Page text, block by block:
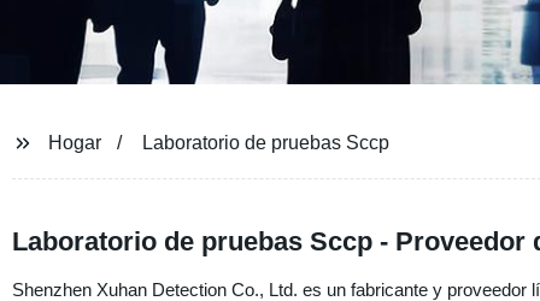
Hogar Laboratorio de pruebas Sccp
Laboratorio de pruebas Sccp - Proveedor
Shenzhen Xuhan Detection Co., Ltd. es un fabricante y